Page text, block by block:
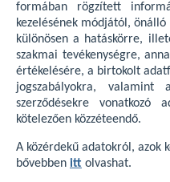
formában rögzített
kezelésének módjától,
különösen a hatáskörre,
szakmai tevékenységre,
értékelésére, a birtokolt
jogszabályokra, valamint
szerződésekre
kötelezően közzéteendő.
A közérdekű adatokról, azok
bővebben itt olvashat.